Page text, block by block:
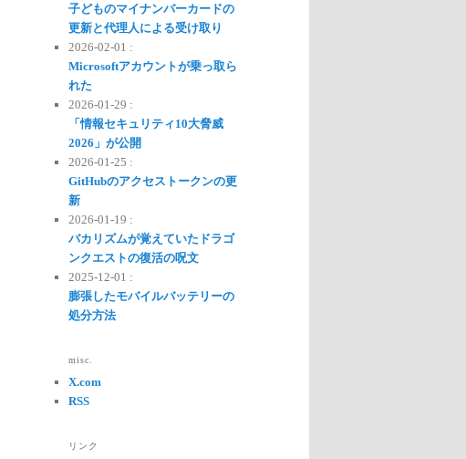
子どものマイナンバーカードの
更新と代理人による受け取り
2026-02-01 :
Microsoftアカウントが乗っ取ら
れた
2026-01-29 :
「情報セキュリティ10大脅威
2026」が公開
2026-01-25 :
GitHubのアクセストークンの更
新
2026-01-19 :
バカリズムが覚えていたドラゴ
ンクエストの復活の呪文
2025-12-01 :
膨張したモバイルバッテリーの
処分方法
misc.
X.com
RSS
リンク